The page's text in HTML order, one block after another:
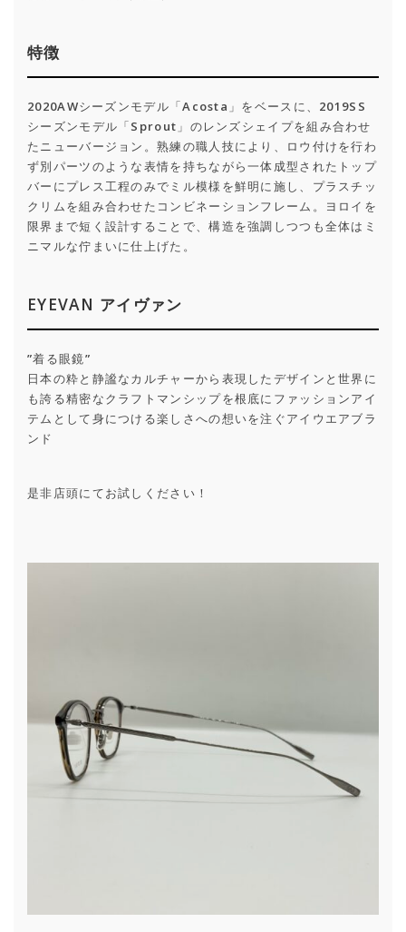
特徴
2020AWシーズンモデル「Acosta」をベースに、2019SS
シーズンモデル「Sprout」のレンズシェイプを組み合わせ
たニューバージョン。熟練の職人技により、ロウ付けを行わ
ず別パーツのような表情を持ちながら一体成型されたトップ
バーにプレス工程のみでミル模様を鮮明に施し、プラスチッ
クリムを組み合わせたコンビネーションフレーム。ヨロイを
限界まで短く設計することで、構造を強調しつつも全体はミ
ニマルな佇まいに仕上げた。
EYEVAN アイヴァン
”着る眼鏡”
日本の粋と静謐なカルチャーから表現したデザインと世界に
も誇る精密なクラフトマンシップを根底にファッションアイ
テムとして身につける楽しさへの想いを注ぐアイウエアブラ
ンド
是非店頭にてお試しください！